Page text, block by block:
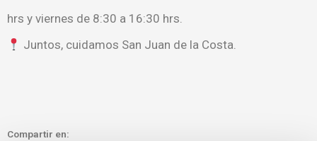
hrs y viernes de 8:30 a 16:30 hrs.
Juntos, cuidamos San Juan de la Costa.
Compartir en: